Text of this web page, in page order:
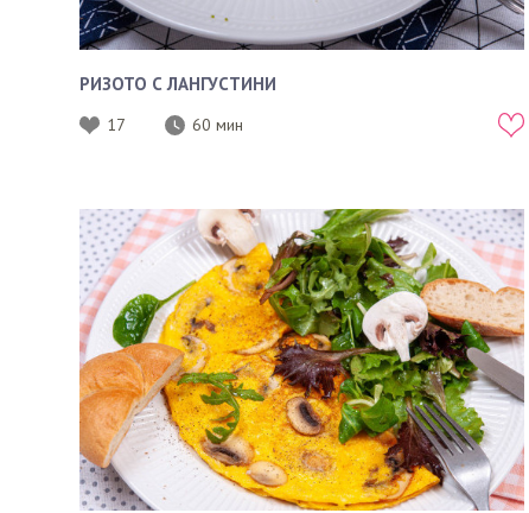
РИЗОТО С ЛАНГУСТИНИ
17 60 мин